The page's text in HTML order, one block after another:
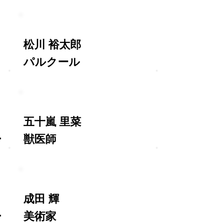
松川 裕太郎
パルクール
五十嵐 里菜
獣医師
成田 輝
美術家